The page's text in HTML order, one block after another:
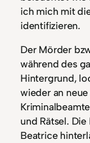
ich mich mit
identifizieren.
Der Mörder
während des
Hintergrund,
wieder an
und Rätsel.
Beatrice